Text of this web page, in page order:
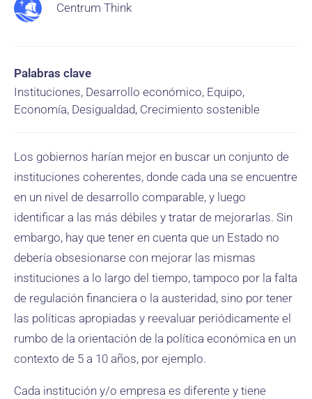
Centrum Think
Palabras clave
Instituciones, Desarrollo económico, Equipo,
Economía, Desigualdad, Crecimiento sostenible
Los gobiernos harían mejor en buscar un conjunto de
instituciones coherentes, donde cada una se encuentre
en un nivel de desarrollo comparable, y luego
identificar a las más débiles y tratar de mejorarlas. Sin
embargo, hay que tener en cuenta que un Estado no
debería obsesionarse con mejorar las mismas
instituciones a lo largo del tiempo, tampoco por la falta
de regulación financiera o la austeridad, sino por tener
las políticas apropiadas y reevaluar periódicamente el
rumbo de la orientación de la política económica en un
contexto de 5 a 10 años, por ejemplo.
Cada institución y/o empresa es diferente y tiene